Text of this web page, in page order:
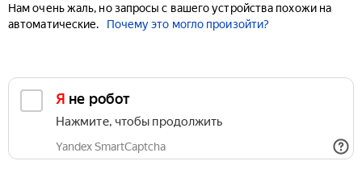
Нам очень жаль, но запросы с вашего устройства похожи на
автоматические.
Почему это могло произойти?
Я не робот
Нажмите, чтобы продолжить
Yandex SmartCaptcha